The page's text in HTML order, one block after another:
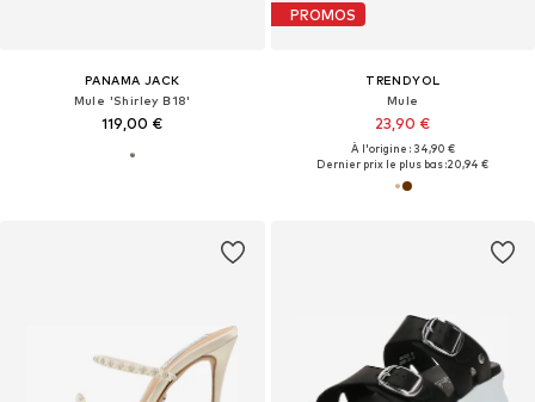
PANAMA JACK
Mule 'Shirley B18'
119,00 €
PROMOS
TRENDYOL
Mule
23,90 €
À l'origine : 34,90 €
Dernier prix le plus bas :20,94 €